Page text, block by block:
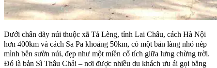
Dưới chân dãy núi thuộc xã Tả Lèng, tỉnh Lai Châu, cách Hà Nội
hơn 400km và cách Sa Pa khoảng 50km, có một bản làng nhỏ nép
mình bên sườn núi, đẹp như một miền cổ tích giữa lưng chừng trời.
Đó là bản Sì Thâu Chải – nơi được nhiều du khách ưu ái gọi bằng